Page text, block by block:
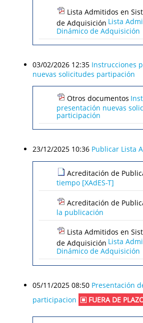
Lista Admitidos en
de Adquisición Lista
Dinámico de Adquisición
03/02/2026 12:35 Instrucciones
nuevas solicitudes partipación
Otros documentos
presentación nuevas
participación
23/12/2025 10:36 Publicar Lista
Acreditación de
tiempo [XAdES-T]
Acreditación de
la publicación
Lista Admitidos en
de Adquisición Lista
Dinámico de Adquisición
05/11/2025 08:50 Presentación
participacion
FUERA DE